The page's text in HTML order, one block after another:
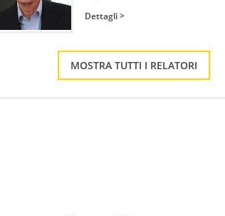
Dettagli >
MOSTRA TUTTI I RELATORI